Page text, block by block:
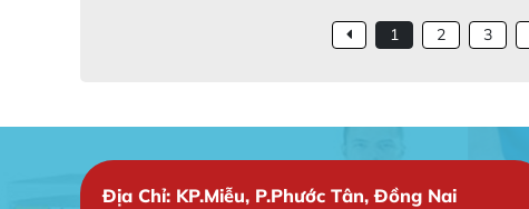
1 2 3
Địa Chỉ: KP.Miễu, P.Phước Tân, Đồng Nai